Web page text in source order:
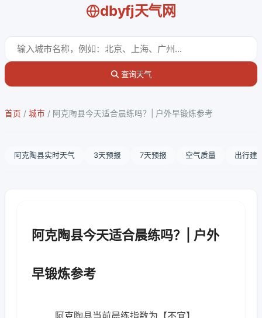
dbyfj天气网
查询天气
首页 / 城市 / 阿克陶县今天适合晨练吗？| 户外早锻炼参考
阿克陶县实时天气 3天预报 7天预报 空气质量 出行建
阿克陶县今天适合晨练吗？| 户外
早锻炼参考
阿克陶县当前晨练指数为【不宜】